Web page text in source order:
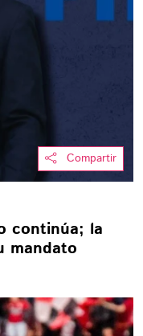
Compartir
continúa; la
mandato